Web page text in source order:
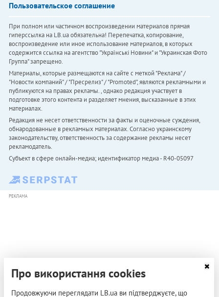
Пользовательское соглашение
При полном или частичном воспроизведении материалов прямая
гиперссылка на LB.ua обязательна! Перепечатка, копирование,
воспроизведение или иное использование материалов, в которых
содержится ссылка на агентство "Українськi Новини" и "Украинская Фото
Группа" запрещено.
Материалы, которые размещаются на сайте с меткой "Реклама" /
"Новости компаний" / "Пресрелиз" / "Promoted", являются рекламными и
публикуются на правах рекламы. , однако редакция участвует в
подготовке этого контента и разделяет мнения, высказанные в этих
материалах.
Редакция не несет ответственности за факты и оценочные суждения,
обнародованные в рекламных материалах. Согласно украинскому
законодательству, ответственность за содержание рекламы несет
рекламодатель.
Субъект в сфере онлайн-медиа; идентификатор медиа - R40-05097
РЕКЛАМА
Про використання cookies
Продовжуючи переглядати LB.ua ви підтверджуєте, що